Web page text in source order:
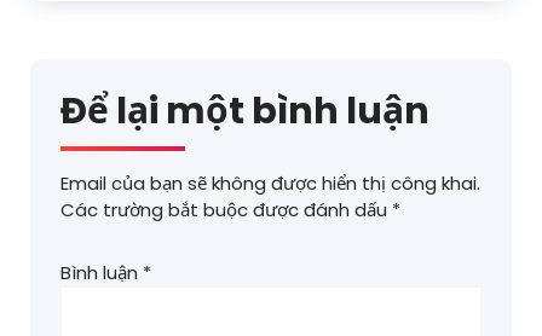
Để lại một bình luận
Email của bạn sẽ không được hiển thị công khai.
Các trường bắt buộc được đánh dấu *
Bình luận *